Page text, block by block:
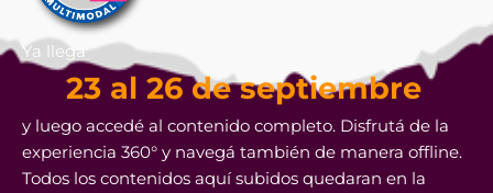
Ya llega
23 al 26 de septiembre
y luego accedé al contenido completo. Disfrutá de la
experiencia 360° y navegá también de manera offline.
Todos los contenidos aquí subidos quedaran en la